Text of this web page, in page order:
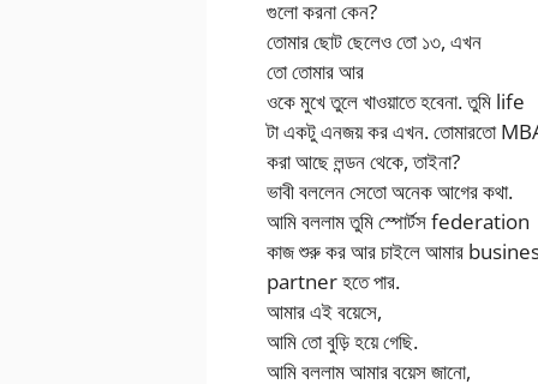
গুলো করনা কেন?
তোমার ছোট ছেলেও তো ১৩, এখন
তো তোমার আর
ওকে মুখে তুলে খাওয়াতে হবেনা. তুমি life
টা একটু এনজয় কর এখন. তোমারতো
করা আছে লন্ডন থেকে, তাইনা?
ভাবী বললেন সেতো অনেক আগের কথা.
আমি বললাম তুমি স্পোর্টস federation
কাজ শুরু কর আর চাইলে আমার
partner হতে পার.
আমার এই বয়েসে,
আমি তো বুড়ি হয়ে গেছি.
আমি বললাম আমার বয়েস জানো,